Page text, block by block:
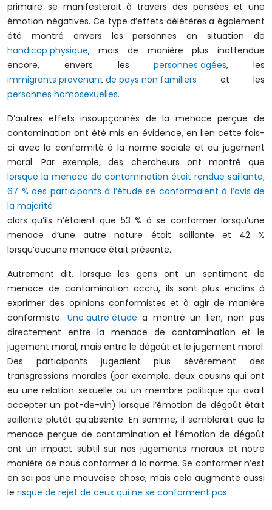
primaire se manifesterait à travers des pensées et une
émotion négatives. Ce type d’effets délétères a également
été montré envers les personnes en situation de
handicap physique, mais de manière plus inattendue
encore, envers lespersonnes agées, les
immigrants provenant de pays non familiers et les
personnes homosexuelles.
D’autres effets insoupçonnés de la menace perçue de
contamination ont été mis en évidence, en lien cette fois-
ci avec la conformité à la norme sociale et au jugement
moral. Par exemple, des chercheurs ont montré que
lorsque la menace de contamination était rendue saillante,
67 % des participants à l’étude se conformaient à l’avis de
la majorité
alors qu’ils n’étaient que 53 % à se conformer lorsqu’une
menace d’une autre nature était saillante et 42 %
lorsqu’aucune menace était présente.
Autrement dit, lorsque les gens ont un sentiment de
menace de contamination accru, ils sont plus enclins à
exprimer des opinions conformistes et à agir de manière
conformiste. Une autre étude a montré un lien, non pas
directement entre la menace de contamination et le
jugement moral, mais entre le dégoût et le jugement moral.
Des participants jugeaient plus sévèrement des
transgressions morales (par exemple, deux cousins qui ont
eu une relation sexuelle ou un membre politique qui avait
accepter un pot-de-vin) lorsque l’émotion de dégoût était
saillante plutôt qu’absente. En somme, il semblerait que la
menace perçue de contamination et l’émotion de dégoût
ont un impact subtil sur nos jugements moraux et notre
manière de nous conformer à la norme. Se conformer n’est
en soi pas une mauvaise chose, mais cela augmente aussi
le risque de rejet de ceux qui ne se conforment pas.